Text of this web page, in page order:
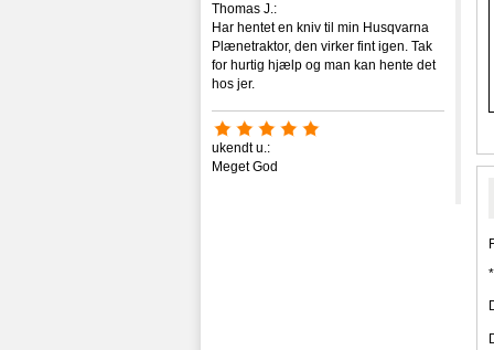
Thomas J.:
Har hentet en kniv til min Husqvarna
Plænetraktor, den virker fint igen. Tak
for hurtig hjælp og man kan hente det
hos jer.
ukendt u.:
Meget God